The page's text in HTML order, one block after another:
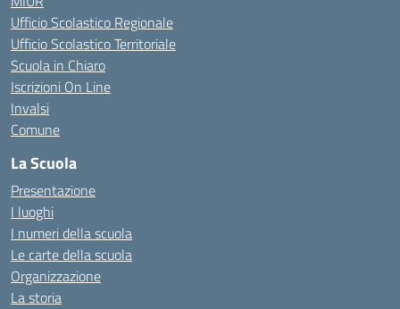
Ufficio Scolastico Regionale
Ufficio Scolastico Territoriale
Scuola in Chiaro
Iscrizioni On Line
Invalsi
Comune
La Scuola
Presentazione
I luoghi
I numeri della scuola
Le carte della scuola
Organizzazione
La storia